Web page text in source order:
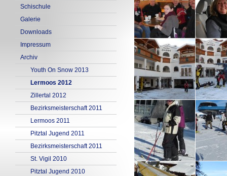
Schischule
Galerie
Downloads
Impressum
Archiv
Youth On Snow 2013
Lermoos 2012
Zillertal 2012
Bezirksmeisterschaft 2011
Lermoos 2011
Pitztal Jugend 2011
Bezirksmeisterschaft 2011
St. Vigil 2010
Pitztal Jugend 2010